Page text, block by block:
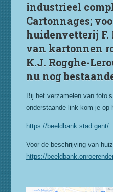
industrieel
Cartonnages;
huidenvetterij F.
van kartonnen
K.J. Rogghe-
nu nog
Bij het verzamelen van
onderstaande link kom je op
https://beeldbank.stad.gent/
Voor de beschrijving van
https://